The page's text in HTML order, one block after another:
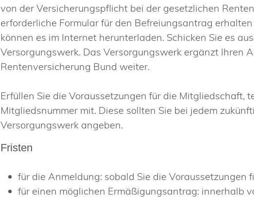
von der Versicherungspflicht bei der gesetzlichen
erforderliche Formular für den Befreiungsantrag
können es im Internet herunterladen. Schicken Sie es
Versorgungswerk. Das Versorgungswerk ergänzt Ihren
Rentenversicherung Bund weiter.
Erfüllen Sie die Voraussetzungen für die Mitgliedschaft,
Mitgliedsnummer mit. Diese sollten Sie bei jedem
Versorgungswerk angeben.
Fristen
für die Anmeldung: sobald Sie die Voraussetzungen
für einen möglichen Ermäßigungsantrag: innerhalb